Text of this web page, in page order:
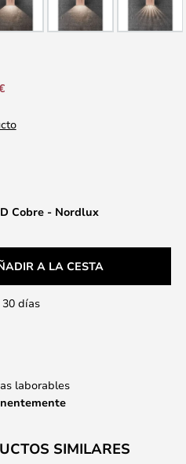
Cobre - Nordlux
A LA CESTA
días
laborables
SIMILARES